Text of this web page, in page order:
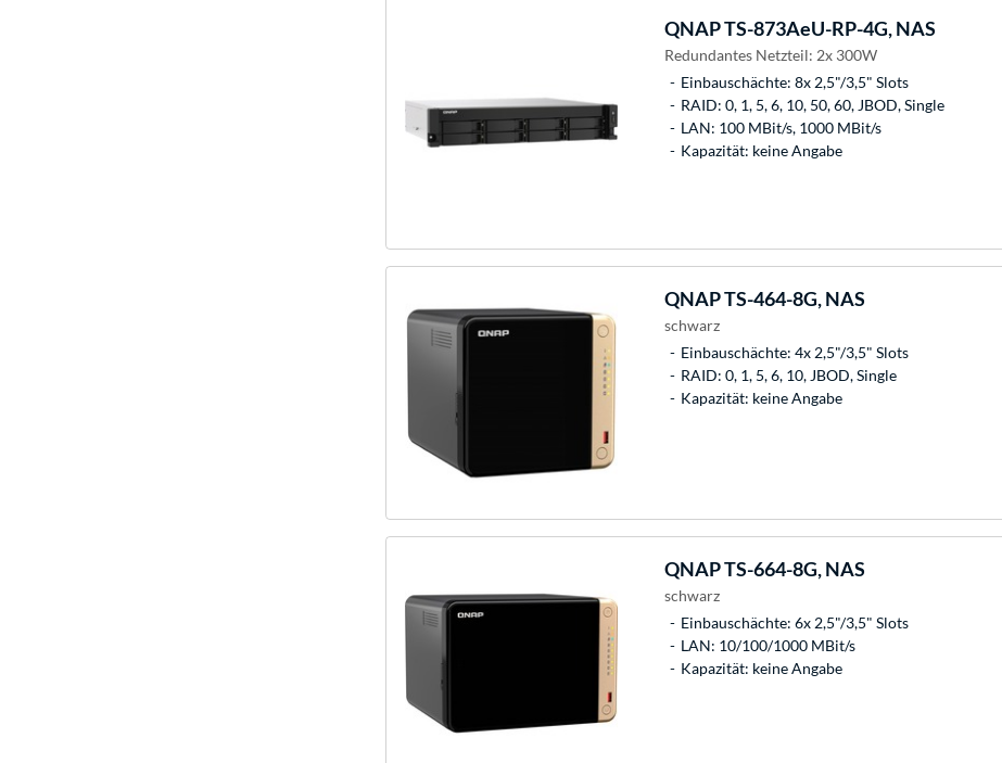
QNAPTS-873AeU-RP-4G, NAS
Redundantes Netzteil: 2x 300W
Einbauschächte: 8x 2,5"/3,5" Slots
RAID: 0, 1, 5, 6, 10, 50, 60, JBOD, Single
LAN: 100 MBit/s, 1000 MBit/s
Kapazität: keine Angabe
QNAPTS-464-8G, NAS
schwarz
Einbauschächte: 4x 2,5"/3,5" Slots
RAID: 0, 1, 5, 6, 10, JBOD, Single
Kapazität: keine Angabe
QNAPTS-664-8G, NAS
schwarz
Einbauschächte: 6x 2,5"/3,5" Slots
LAN: 10/100/1000 MBit/s
Kapazität: keine Angabe